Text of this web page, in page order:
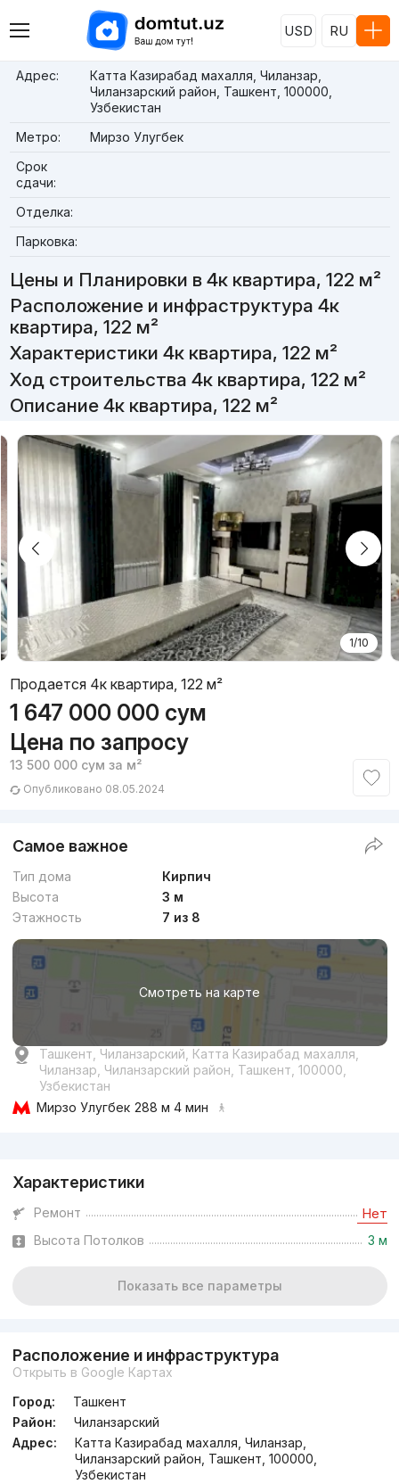
USD RU
Адрес:
Катта Казирабад махалля, Чиланзар,
Чиланзарский район, Ташкент, 100000,
Узбекистан
Метро:
Мирзо Улугбек
Срок
сдачи:
Отделка:
Парковка:
Цены и Планировки в 4к квартира, 122 м²
Расположение и инфраструктура 4к
квартира, 122 м²
Характеристики 4к квартира, 122 м²
Ход строительства 4к квартира, 122 м²
Описание 4к квартира, 122 м²
1/10
Продается 4к квартира, 122 м²
1 647 000 000 сум
Цена по запросу
13 500 000 сум за м²
Опубликовано 08.05.2024
Самое важное
Тип дома
Кирпич
Высота
3 м
Этажность
7 из 8
Смотреть на карте
Ташкент, Чиланзарский, Катта Казирабад махалля,
Чиланзар, Чиланзарский район, Ташкент, 100000,
Узбекистан
Мирзо Улугбек 288 м 4 мин
Характеристики
Ремонт Нет
Высота Потолков 3 м
Показать все параметры
Расположение и инфраструктура
Открыть в Google Картах
Город:
Ташкент
Район:
Чиланзарский
Адрес:
Катта Казирабад махалля, Чиланзар,
Чиланзарский район, Ташкент, 100000,
Узбекистан